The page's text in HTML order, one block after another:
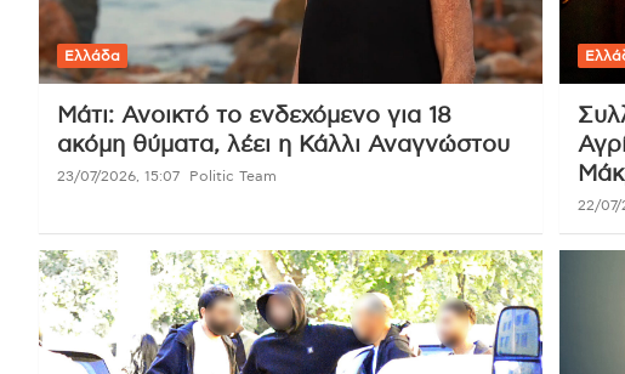
Ελλάδα
Μάτι: Ανοικτό το ενδεχόμενο για 18
ακόμη θύματα, λέει η Κάλλι Αναγνώστου
23/07/2026, 15:07 Politic Team
22/07/